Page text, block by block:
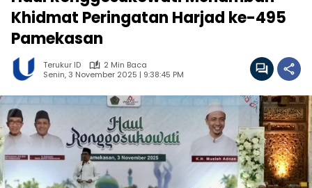
Khidmat Peringatan Harjad ke-495
Pamekasan
Terukur ID
2 Min Baca
Senin, 3 November 2025 | 9:38:45 PM